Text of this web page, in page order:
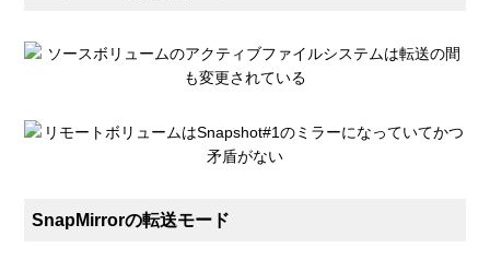
SnapMirrorの転送モード